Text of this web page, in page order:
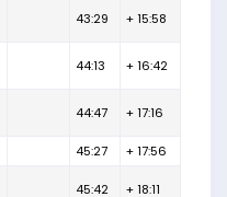
43:29 + 15:58
44:13 + 16:42
44:47 + 17:16
45:27 + 17:56
45:42 + 18:11